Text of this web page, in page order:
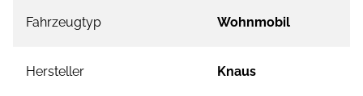
Fahrzeugtyp Wohnmobil
Hersteller Knaus